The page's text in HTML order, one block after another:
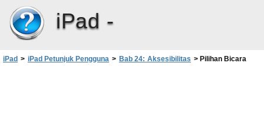
iPad -
iPad > iPad Petunjuk Pengguna > Bab 24: Aksesibilitas > Pilihan Bicara